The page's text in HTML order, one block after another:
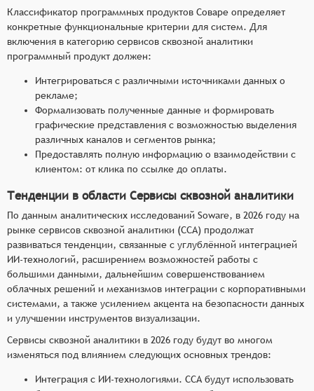
Классификатор программных продуктов Соваре определяет
конкретные функциональные критерии для систем. Для
включения в категорию сервисов сквозной аналитики
программный продукт должен:
Интегрироваться с различными источниками данных о
рекламе;
Формализовать полученные данные и формировать
графические представления с возможностью выделения
различных каналов и сегментов рынка;
Предоставлять полную информацию о взаимодействии с
клиентом: от клика по ссылке до оплаты.
Тенденции в области Сервисы сквозной аналитики
По данным аналитических исследований Soware, в 2026 году на
рынке сервисов сквозной аналитики (ССА) продолжат
развиваться тенденции, связанные с углублённой интеграцией
ИИ-технологий, расширением возможностей работы с
большими данными, дальнейшим совершенствованием
облачных решений и механизмов интеграции с корпоративными
системами, а также усилением акцента на безопасности данных
и улучшении инструментов визуализации.
Сервисы сквозной аналитики в 2026 году будут во многом
изменяться под влиянием следующих основных трендов:
Интеграция с ИИ-технологиями. ССА будут использовать